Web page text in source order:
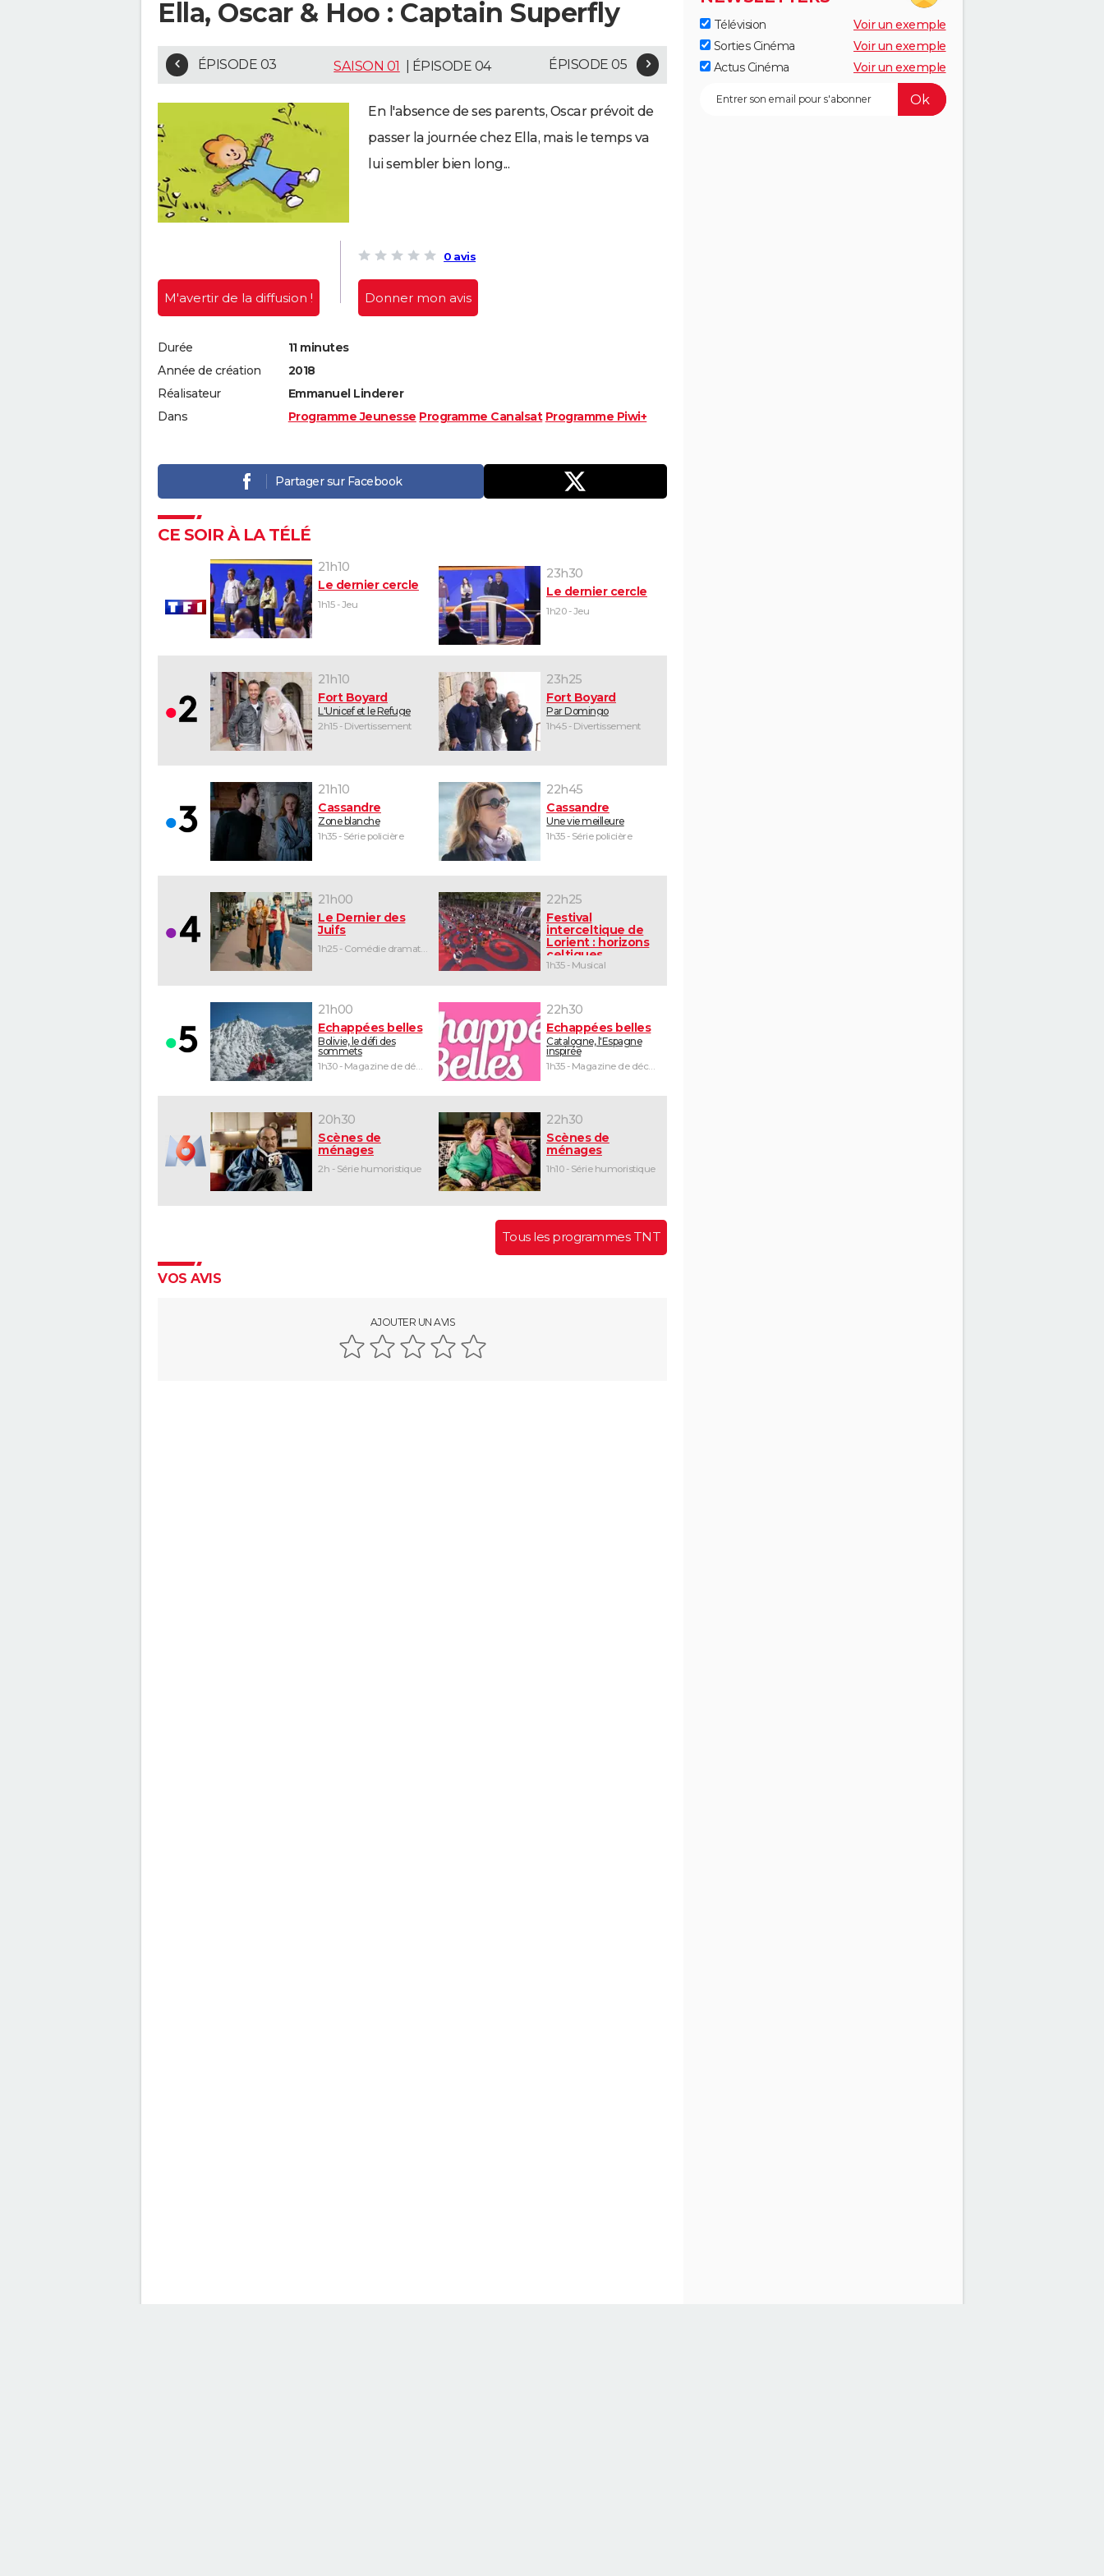
Ella, Oscar & Hoo : Captain Superfly
ÉPISODE 03 SAISON 01 | ÉPISODE 04 ÉPISODE 05
En l'absence de ses parents, Oscar prévoit de
passer la journée chez Ella, mais le temps va
lui sembler bien long...
M'avertir de la diffusion !
0 avis
Donner mon avis
Durée
11 minutes
Année de création
2018
Réalisateur
Emmanuel Linderer
Dans
Programme Jeunesse Programme Canalsat Programme Piwi+
Partager sur Facebook
CE SOIR À LA TÉLÉ
21h10
Le dernier cercle
1h15 - Jeu
23h30
Le dernier cercle
1h20 - Jeu
21h10
Fort Boyard
L'Unicef et le Refuge
2h15 - Divertissement
23h25
Fort Boyard
Par Domingo
1h45 - Divertissement
21h10
Cassandre
Zone blanche
1h35 - Série policière
22h45
Cassandre
Une vie meilleure
1h35 - Série policière
21h00
Le Dernier des
Juifs
1h25 - Comédie dramatique
22h25
Festival
interceltique de
Lorient : horizons
celtiques
1h35 - Musical
21h00
Echappées belles
Bolivie, le défi des
sommets
1h30 - Magazine de découvertes
22h30
Echappées belles
Catalogne, l'Espagne
inspirée
1h35 - Magazine de découvertes
20h30
Scènes de
ménages
2h - Série humoristique
22h30
Scènes de
ménages
1h10 - Série humoristique
Tous les programmes TNT
VOS AVIS
AJOUTER UN AVIS
Télévision
Voir un exemple
Sorties Cinéma
Voir un exemple
Actus Cinéma
Voir un exemple